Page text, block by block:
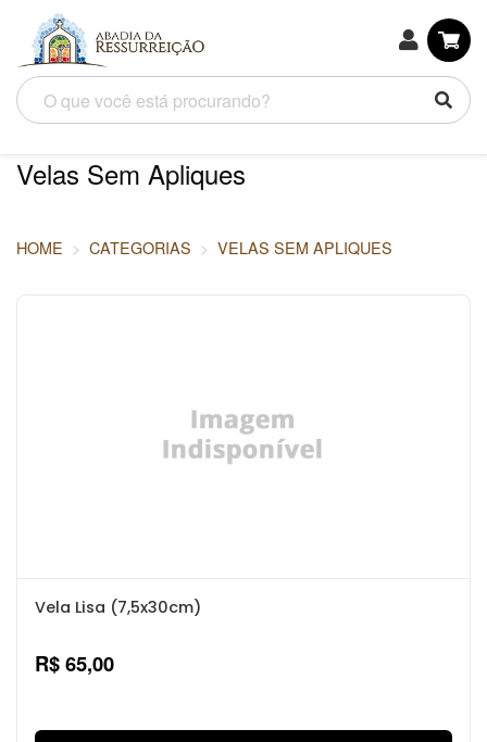
Velas Sem Apliques
HOME CATEGORIAS VELAS SEM APLIQUES
Vela Lisa (7,5x30cm)
R$ 65,00